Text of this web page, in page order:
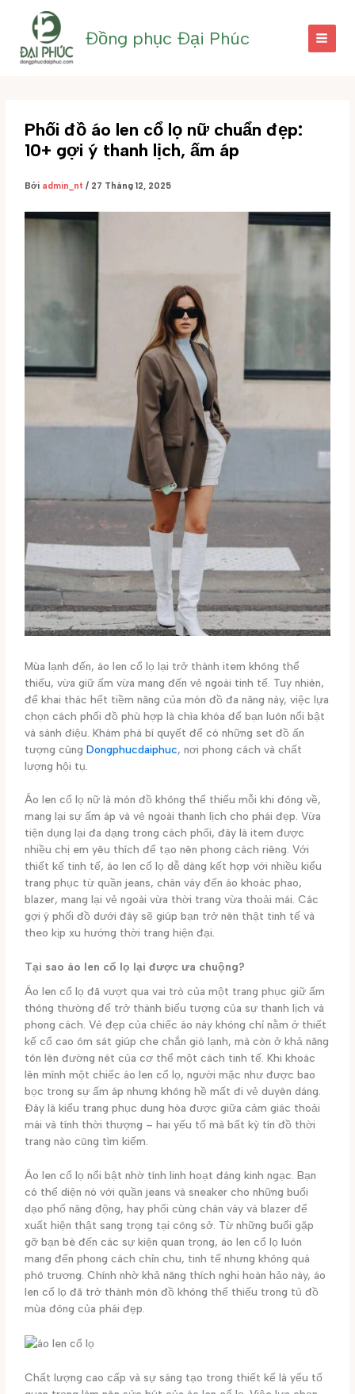
dung
Đồng phục Đại Phúc
Phối đồ áo len cổ lọ nữ chuẩn đẹp:
10+ gợi ý thanh lịch, ấm áp
Bởi admin_nt/ 27 Tháng 12, 2025
Mùa lạnh đến, áo len cổ lọ lại trở thành item không thể
thiếu, vừa giữ ấm vừa mang đến vẻ ngoài tinh tế. Tuy nhiên,
để khai thác hết tiềm năng của món đồ đa năng này, việc lựa
chọn cách phối đồ phù hợp là chìa khóa để bạn luôn nổi bật
và sành điệu. Khám phá bí quyết để có những set đồ ấn
tượng cùngDongphucdaiphuc, nơi phong cách và chất
lượng hội tụ.
Áo len cổ lọ nữ là món đồ không thể thiếu mỗi khi đông về,
mang lại sự ấm áp và vẻ ngoài thanh lịch cho phái đẹp. Vừa
tiện dụng lại đa dạng trong cách phối, đây là item được
nhiều chị em yêu thích để tạo nên phong cách riêng. Với
thiết kế tinh tế, áo len cổ lọ dễ dàng kết hợp với nhiều kiểu
trang phục từ quần jeans, chân váy đến áo khoác phao,
blazer, mang lại vẻ ngoài vừa thời trang vừa thoải mái. Các
gợi ý phối đồ dưới đây sẽ giúp bạn trở nên thật tinh tế và
theo kịp xu hướng thời trang hiện đại.
Tại sao áo len cổ lọ lại được ưa chuộng?
Áo len cổ lọ đã vượt qua vai trò của một trang phục giữ ấm
thông thường để trở thành biểu tượng của sự thanh lịch và
phong cách. Vẻ đẹp của chiếc áo này không chỉ nằm ở thiết
kế cổ cao ôm sát giúp che chắn gió lạnh, mà còn ở khả năng
tôn lên đường nét của cơ thể một cách tinh tế. Khi khoác
lên mình một chiếc áo len cổ lọ, người mặc như được bao
bọc trong sự ấm áp nhưng không hề mất đi vẻ duyên dáng.
Đây là kiểu trang phục dung hòa được giữa cảm giác thoải
mái và tính thời thượng – hai yếu tố mà bất kỳ tín đồ thời
trang nào cũng tìm kiếm.
Áo len cổ lọ nổi bật nhờ tính linh hoạt đáng kinh ngạc. Bạn
có thể diện nó với quần jeans và sneaker cho những buổi
dạo phố năng động, hay phối cùng chân váy và blazer để
xuất hiện thật sang trọng tại công sở. Từ những buổi gặp
gỡ bạn bè đến các sự kiện quan trọng, áo len cổ lọ luôn
mang đến phong cách chỉn chu, tinh tế nhưng không quá
phô trương. Chính nhờ khả năng thích nghi hoàn hảo này, áo
len cổ lọ đã trở thành món đồ không thể thiếu trong tủ đồ
mùa đông của phái đẹp.
Chất lượng cao cấp và sự sáng tạo trong thiết kế là yếu tố